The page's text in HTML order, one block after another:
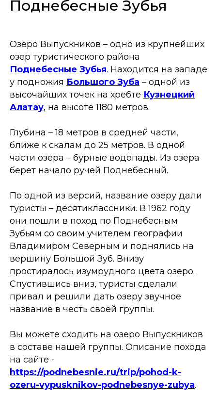
Поднебесные Зубья
Озеро Выпускников – одно из крупнейших
озер туристического района
Поднебесные Зубья. Находится на западе
у подножия Большого Зуба – одной из
высочайших точек на хребте Кузнецкий
Алатау, на высоте 1180 метров.
Глубина – 18 метров в средней части,
ближе к скалам до 25 метров. В одной
части озера – бурные водопады. Из озера
берет начало ручей Поднебесный.
По одной из версий, название озеру дали
туристы – десятиклассники. В 1962 году
они пошли в поход по Поднебесным
Зубьям со своим учителем географии
Владимиром Северным и поднялись на
вершину Большой Зуб. Внизу
простиралось изумрудного цвета озеро.
Спустившись вниз, туристы сделали
привал и решили дать озеру звучное
название в честь своей группы.
Вы можете сходить на озеро Выпускников
в составе нашей группы. Описание похода
на сайте -
https://podnebesnie.ru/trip/pohod-k-
ozeru-vypusknikov-podnebesnye-zubya.